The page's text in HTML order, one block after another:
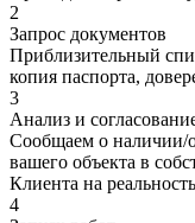
2
Запрос документов
Приблизительный
копия паспорта,
3
Анализ и
Сообщаем о наличии/
вашего объекта в
Клиента на
4